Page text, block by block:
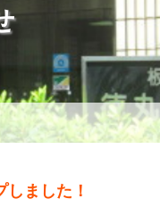
ました！